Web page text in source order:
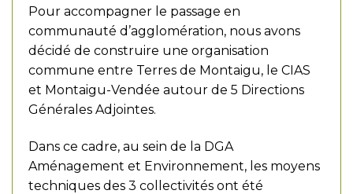
Pour accompagner le passage en
communauté d’agglomération, nous avons
décidé de construire une organisation
commune entre Terres de Montaigu, le CIAS
et Montaigu-Vendée autour de 5 Directions
Générales Adjointes.
Dans ce cadre, au sein de la DGA
Aménagement et Environnement, les moyens
techniques des 3 collectivités ont été